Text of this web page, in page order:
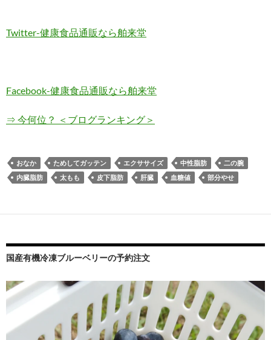
Twitter-健康食品通販なら舶来堂
Facebook-健康食品通販なら舶来堂
⇒ 今何位？ ＜ブログランキング＞
おなか ためしてガッテン エクササイズ 中性脂肪
二の腕
内臓脂肪
太もも 皮下脂肪 肝臓 血糖値 部分やせ
国産有機冷凍ブルーベリーの予約注文